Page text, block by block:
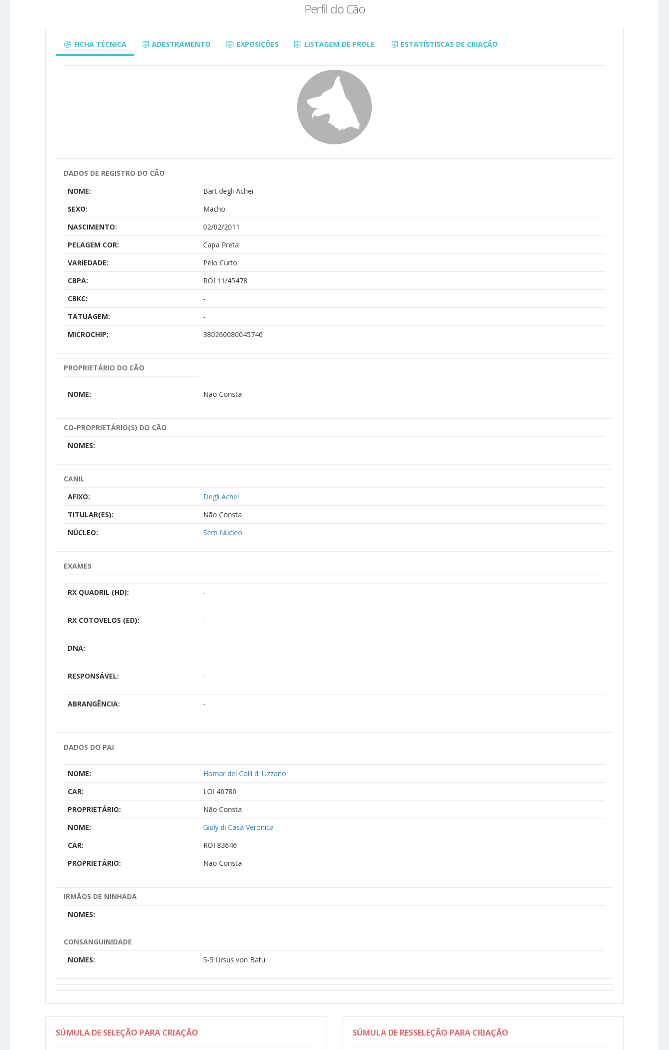
Perfil do Cão
FICHA TÉCNICA ADESTRAMENTO EXPOSIÇÕES LISTAGEM DE PROLE ESTATÍSTISCAS DE CRIAÇÃO
DADOS DE REGISTRO DO CÃO
NOME:
Bart degli Achei
SEXO:
Macho
NASCIMENTO:
02/02/2011
PELAGEM COR:
Capa Preta
VARIEDADE:
Pelo Curto
CBPA:
ROI 11/45478
CBKC:
-
TATUAGEM:
-
MICROCHIP:
380260080045746
PROPRIETÁRIO DO CÃO
NOME: Não Consta
CO-PROPRIETÁRIO(S) DO CÃO
NOMES:
CANIL
AFIXO:
Degli Achei
TITULAR(ES):
Não Consta
NÚCLEO:
Sem Núcleo
EXAMES
RX QUADRIL (HD): -
RX COTOVELOS (ED): -
DNA: -
RESPONSÁVEL: -
ABRANGÊNCIA: -
DADOS DO PAI
NOME:
Homar dei Colli di Uzzano
CAR:
LOI 40780
PROPRIETÁRIO:
Não Consta
NOME:
Giuly di Casa Veronica
CAR:
ROI 83646
PROPRIETÁRIO:
Não Consta
IRMÃOS DE NINHADA
NOMES:
CONSANGUINIDADE
NOMES:
5-5 Ursus von Batu
SÚMULA DE SELEÇÃO PARA CRIAÇÃO SÚMULA DE RESSELEÇÃO PARA CRIAÇÃO